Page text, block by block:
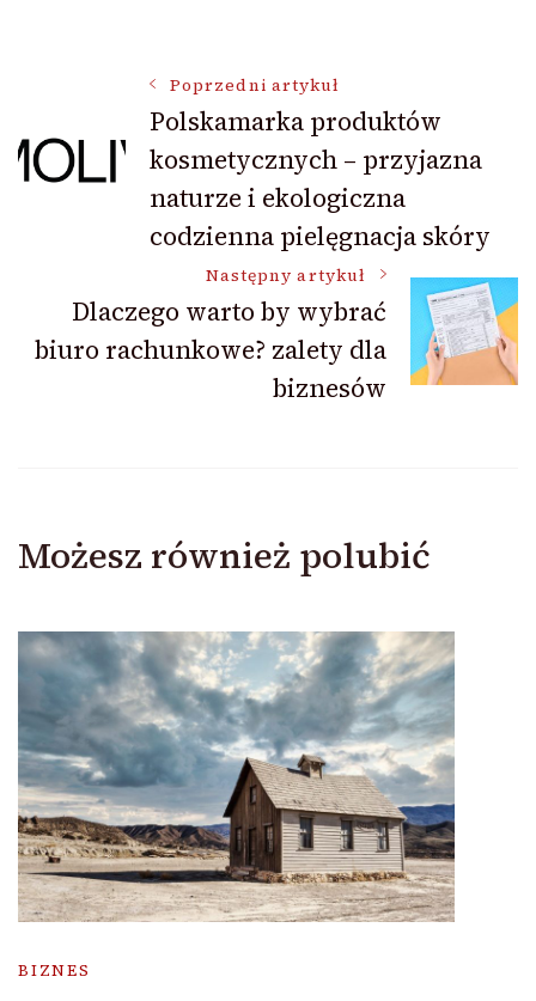
Nawigacja
wpisu
Poprzedni artykuł
Polskamarka produktów
kosmetycznych – przyjazna
naturze i ekologiczna
codzienna pielęgnacja skóry
Następny artykuł
Dlaczego warto by wybrać
biuro rachunkowe? zalety dla
biznesów
Możesz również polubić
BIZNES